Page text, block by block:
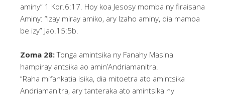
aminy” 1 Kor.6:17. Hoy koa Jesosy momba ny firaisana
Aminy: “Izay miray amiko, ary Izaho aminy, dia mamoa
be izy” Jao.15:5b.
Zoma 28:Tonga amintsika ny Fanahy Masina
hampiray antsika ao amin’Andriamanitra.
“Raha mifankatia isika, dia mitoetra ato amintsika
Andriamanitra, ary tanteraka ato amintsika ny